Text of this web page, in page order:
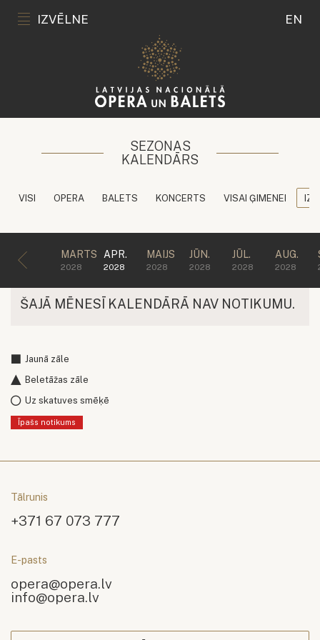
IZVĒLNE EN
SEZONAS
KALENDĀRS
VISI OPERA BALETS KONCERTS VISAI ĢIMENEI
MARTS
2028
APR.
2028
MAIJS
2028
JŪN.
2028
JŪL.
2028
AUG.
2028
ŠAJĀ MĒNESĪ KALENDĀRĀ NAV NOTIKUMU.
Jaunā zāle
Beletāžas zāle
Uz skatuves smēķē
Īpašs notikums
Tālrunis
+371 67 073 777
E-pasts
opera@opera.lv
info@opera.lv